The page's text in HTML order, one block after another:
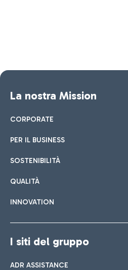
La nostra Mission
CORPORATE
PER IL BUSINESS
SOSTENIBILITÀ
QUALITÀ
INNOVATION
I siti del gruppo
ADR ASSISTANCE